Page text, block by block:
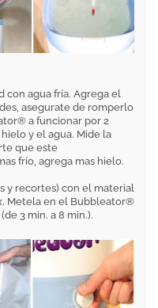
agua fría. Agrega el
asegurate de romperlo
a funcionar por 2
y el agua. Mide la
que este
frío, agrega mas hielo.
y recortes) con el material
Metela en el Bubbleator®
3 min. a 8 min.).